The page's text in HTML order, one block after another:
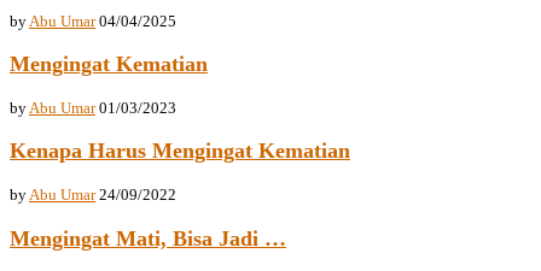
by Abu Umar 04/04/2025
Mengingat Kematian
by Abu Umar 01/03/2023
Kenapa Harus Mengingat Kematian
byAbu Umar 24/09/2022
Mengingat Mati, Bisa Jadi …